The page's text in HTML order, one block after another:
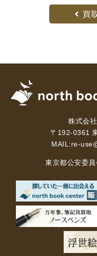
買
株式会
〒192-0361
MAIL:re-
東京都公安委